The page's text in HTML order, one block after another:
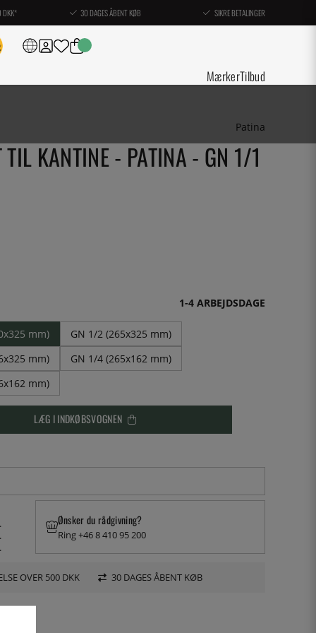
DKK* 30 DAGES ÅBENT KØB SIKRE BETALINGER
MærkerTilbud
Patina
KANTINE - PATINA - GN 1/1
1-4 ARBEJDSDAGE
mm)
GN 1/2 (265x325 mm)
mm)
GN 1/4 (265x162 mm)
mm)
LÆG I INDKØBSVOGNEN
Ønsker du rådgivning?
Ring +46 8 410 95 200
OVER 500 DKK 30 DAGES ÅBENT KØB